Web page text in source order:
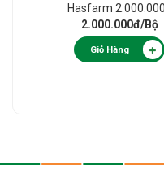
Hasfarm
2.000.000đ/Bộ
Giỏ Hàng